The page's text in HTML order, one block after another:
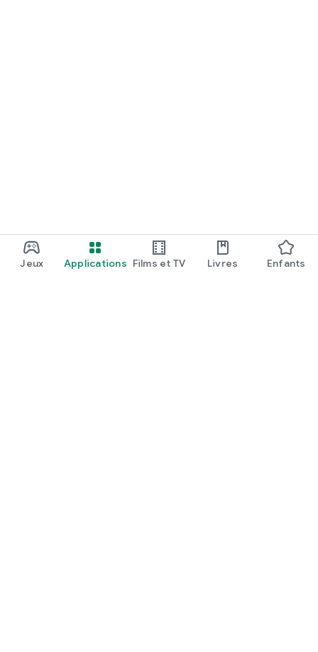
Jeux Applications Films et TV Livres Enfants